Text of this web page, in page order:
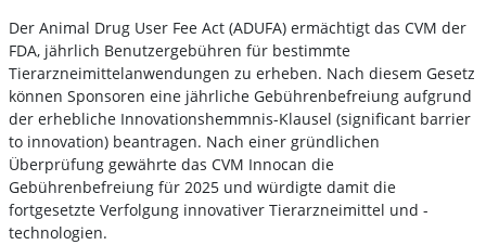
Der Animal Drug User Fee Act (ADUFA) ermächtigt das CVM der
FDA, jährlich Benutzergebühren für bestimmte
Tierarzneimittelanwendungen zu erheben. Nach diesem Gesetz
können Sponsoren eine jährliche Gebührenbefreiung aufgrund
der erhebliche Innovationshemmnis-Klausel (significant barrier
to innovation) beantragen. Nach einer gründlichen
Überprüfung gewährte das CVM Innocan die
Gebührenbefreiung für 2025 und würdigte damit die
fortgesetzte Verfolgung innovativer Tierarzneimittel und -
technologien.